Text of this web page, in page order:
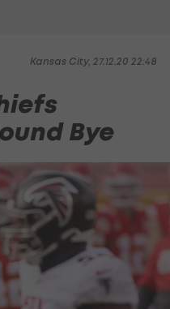
Kansas City, 27.12.20 22:48
Bye